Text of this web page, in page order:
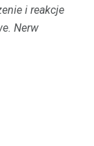
i reakcje
Nerw